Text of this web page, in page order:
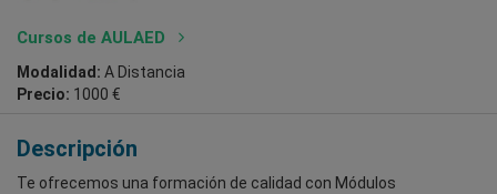
Cursos de AULAED
Modalidad: A Distancia
Precio: 1000 €
Descripción
Te ofrecemos una formación de calidad con Módulos